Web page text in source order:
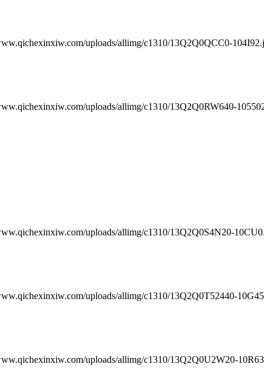
uploads/allimg/c1310/13Q2Q0QCC0-
uploads/allimg/c1310/13Q2Q0RW640-
uploads/allimg/c1310/13Q2Q0S4N20-
uploads/allimg/c1310/13Q2Q0T52440-
uploads/allimg/c1310/13Q2Q0U2W20-